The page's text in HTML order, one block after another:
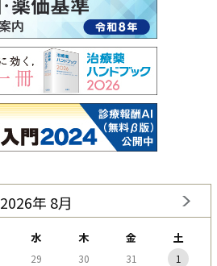
2026年 8月
水 木 金 土
29 30 31
1